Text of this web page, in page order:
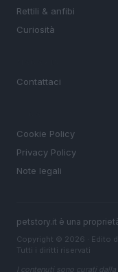
Rettili & anfibi
Curiosità
Contattaci
Cookie Policy
Privacy Policy
Note legali
petstory.it è una
Copyright © 2026 · Edito
Tutti i diritti riservati
I contenuti sono curati